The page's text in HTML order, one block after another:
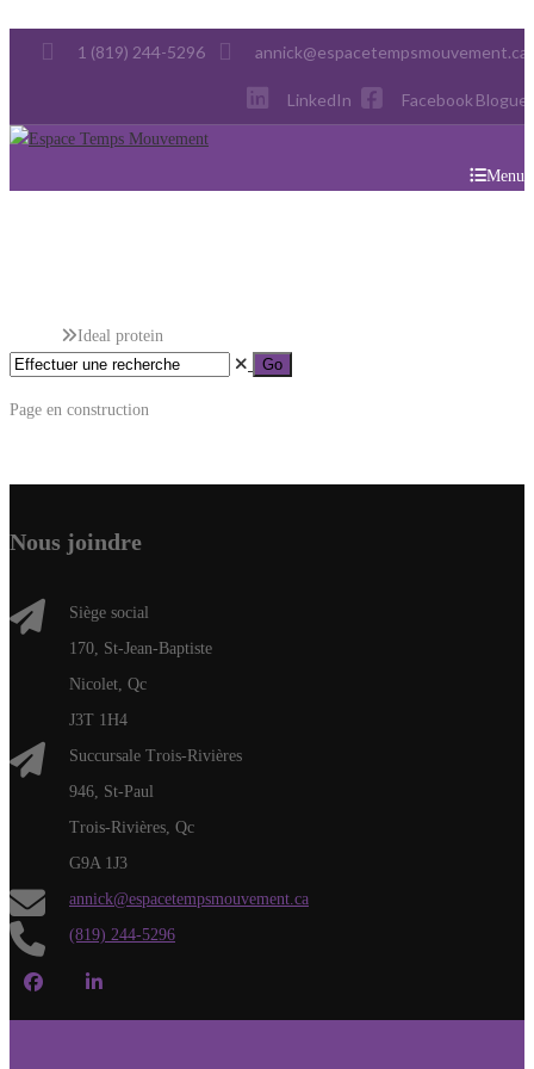
1 (819) 244-5296 annick@espacetempsmouvement.ca
LinkedIn Facebook Blogue
Menu
Ideal protein
Page en construction
Nous joindre
Siège social
170, St-Jean-Baptiste
Nicolet, Qc
J3T 1H4
Succursale Trois-Rivières
946, St-Paul
Trois-Rivières, Qc
G9A 1J3
annick@espacetempsmouvement.ca
(819) 244-5296